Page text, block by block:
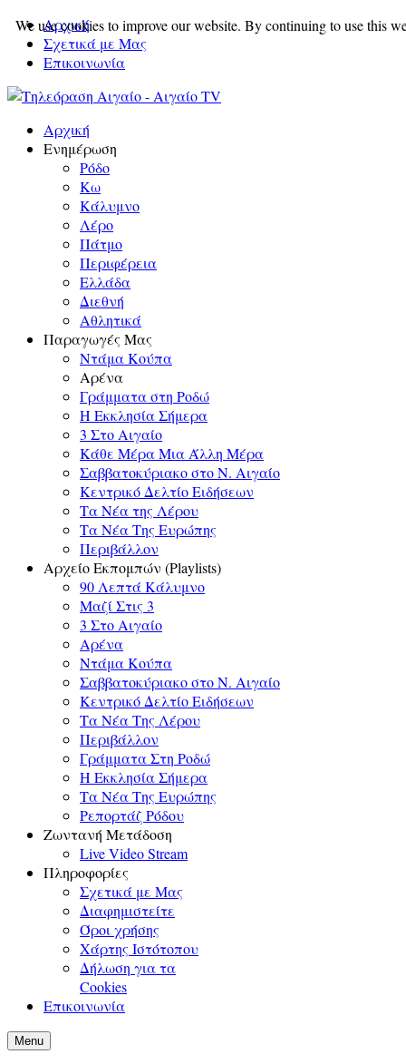
Αρχική
Σχετικά με Μας
Επικοινωνία
Αρχική
Ενημέρωση
Ρόδο
Κω
Κάλυμνο
Λέρο
Πάτμο
Περιφέρεια
Ελλάδα
Διεθνή
Αθλητικά
Παραγωγές Μας
Ντάμα Κούπα
Αρένα
Γράμματα στη Ροδώ
Η Εκκλησία Σήμερα
3 Στο Αιγαίο
Κάθε Μέρα Μια Άλλη Μέρα
Σαββατοκύριακο στο Ν. Αιγαίο
Κεντρικό Δελτίο Ειδήσεων
Τα Νέα της Λέρου
Τα Νέα Της Ευρώπης
Περιβάλλον
Αρχείο Εκπομπών (Playlists)
90 Λεπτά Κάλυμνο
Μαζί Στις 3
3 Στο Αιγαίο
Αρένα
Ντάμα Κούπα
Σαββατοκύριακο στο Ν. Αιγαίο
Κεντρικό Δελτίο Ειδήσεων
Τα Νέα Της Λέρου
Περιβάλλον
Γράμματα Στη Ροδώ
Η Εκκλησία Σήμερα
Τα Νέα Της Ευρώπης
Ρεπορτάζ Ρόδου
Ζωντανή Μετάδοση
Live Video Stream
Πληροφορίες
Σχετικά με Μας
Διαφημιστείτε
Όροι χρήσης
Χάρτης Ιστότοπου
Δήλωση για τα
Cookies
Επικοινωνία
Menu
We use cookies to improve our website. By continuing to use this